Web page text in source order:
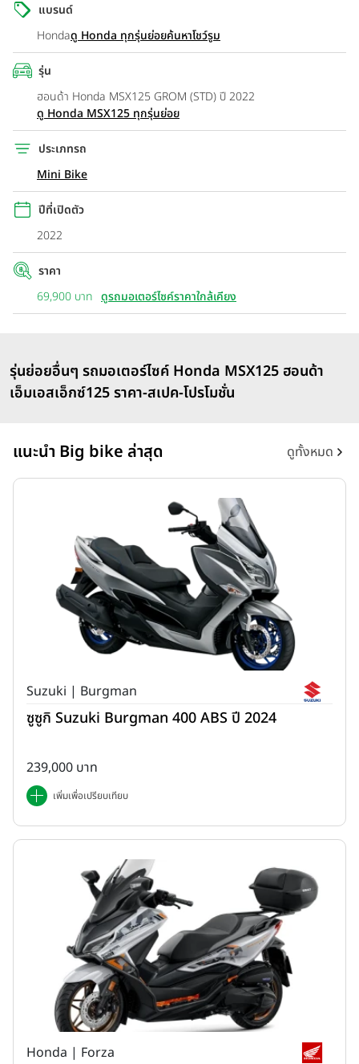
แบรนด์
Hondaดู Honda ทุกรุ่นย่อยค้นหาโชว์รูม
รุ่น
ฮอนด้า Honda MSX125 GROM (STD) ปี 2022
ดู Honda MSX125 ทุกรุ่นย่อย
ประเภทรถ
Mini Bike
ปีที่เปิดตัว
2022
ราคา
69,900 บาท ดูรถมอเตอร์ไซค์ราคาใกล้เคียง
รุ่นย่อยอื่นๆ รถมอเตอร์ไซค์ Honda MSX125 ฮอนด้า
เอ็มเอสเอ็กซ์125 ราคา-สเปค-โปรโมชั่น
แนะนำ Big bike ล่าสุด ดูทั้งหมด
Suzuki | Burgman
ซูซูกิ Suzuki Burgman 400 ABS ปี 2024
239,000 บาท
เพิ่มเพื่อเปรียบเทียบ
Honda | Forza